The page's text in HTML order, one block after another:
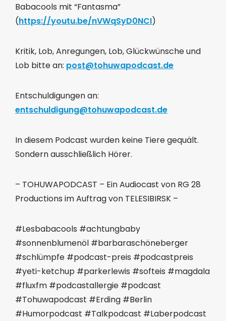
Babacools mit “Fantasma”
(https://youtu.be/nVWqSyD0NCI)
Kritik, Lob, Anregungen, Lob, Glückwünsche und
Lob bitte an: post@tohuwapodcast.de
Entschuldigungen an:
entschuldigung@tohuwapodcast.de
In diesem Podcast wurden keine Tiere gequält.
Sondern ausschließlich Hörer.
– TOHUWAPODCAST – Ein Audiocast von RG 28
Productions im Auftrag von TELESIBIRSK –
#Lesbabacools #achtungbaby
#sonnenblumenöl #barbaraschöneberger
#schlümpfe #podcast-preis #podcastpreis
#yeti-ketchup #parkerlewis #softeis #magdala
#fluxfm #podcastallergie #podcast
#Tohuwapodcast #Erding #Berlin
#Humorpodcast #Talkpodcast #Laberpodcast